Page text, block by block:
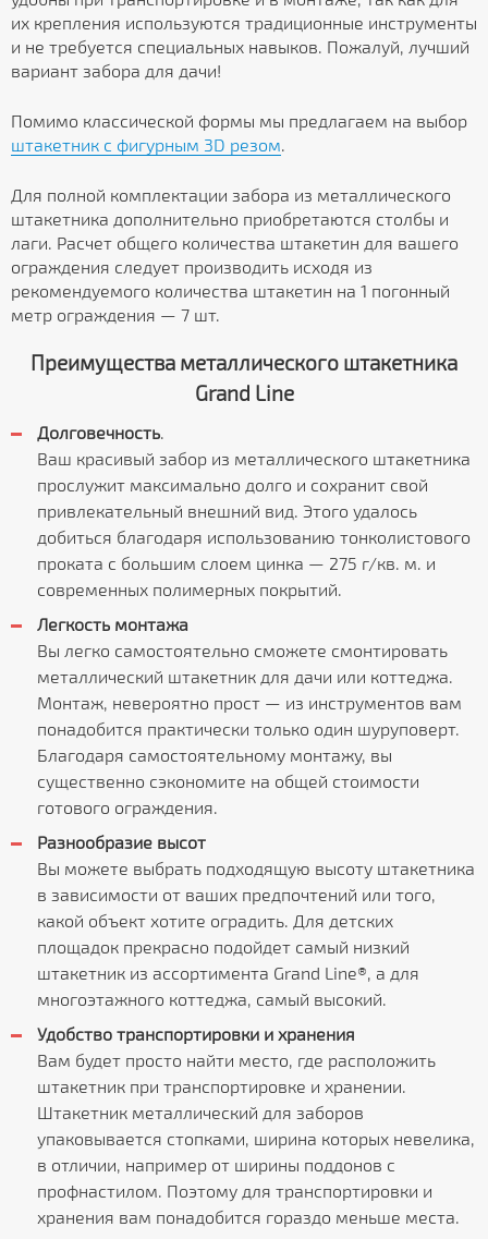
их крепления используются традиционные инструменты
и не требуется специальных навыков. Пожалуй, лучший
вариант забора для дачи!
Помимо классической формы мы предлагаем на выбор
штакетник с фигурным 3D резом.
Для полной комплектации забора из металлического
штакетника дополнительно приобретаются столбы и
лаги. Расчет общего количества штакетин для вашего
ограждения следует производить исходя из
рекомендуемого количества штакетин на 1 погонный
метр ограждения — 7 шт.
Преимущества металлического штакетника
Grand Line
Долговечность.
Ваш красивый забор из металлического штакетника
прослужит максимально долго и сохранит свой
привлекательный внешний вид. Этого удалось
добиться благодаря использованию тонколистового
проката с большим слоем цинка — 275 г/кв. м. и
современных полимерных покрытий.
Легкость монтажа
Вы легко самостоятельно сможете смонтировать
металлический штакетник для дачи или коттеджа.
Монтаж, невероятно прост — из инструментов вам
понадобится практически только один шуруповерт.
Благодаря самостоятельному монтажу, вы
существенно сэкономите на общей стоимости
готового ограждения.
Разнообразие высот
Вы можете выбрать подходящую высоту штакетника
в зависимости от ваших предпочтений или того,
какой объект хотите оградить. Для детских
площадок прекрасно подойдет самый низкий
штакетник из ассортимента Grand Line®, а для
многоэтажного коттеджа, самый высокий.
Удобство транспортировки и хранения
Вам будет просто найти место, где расположить
штакетник при транспортировке и хранении.
Штакетник металлический для заборов
упаковывается стопками, ширина которых невелика,
в отличии, например от ширины поддонов с
профнастилом. Поэтому для транспортировки и
хранения вам понадобится гораздо меньше места.